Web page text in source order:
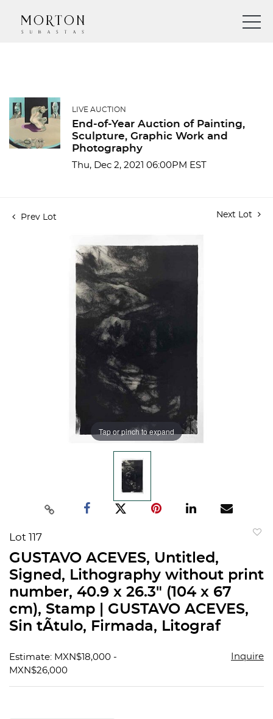
LIVE AUCTION
End-of-Year Auction of Painting,
Sculpture, Graphic Work and
Photography
Thu, Dec 2, 2021 06:00PM EST
Prev Lot Next Lot
Tap or pinch to expand
Lot 117
GUSTAVO ACEVES, Untitled,
Signed, Lithography without print
number, 40.9 x 26.3" (104 x 67
cm), Stamp | GUSTAVO ACEVES,
Sin tÃ­tulo, Firmada, Litograf
Estimate: MXN$18,000 -
MXN$26,000
Inquire